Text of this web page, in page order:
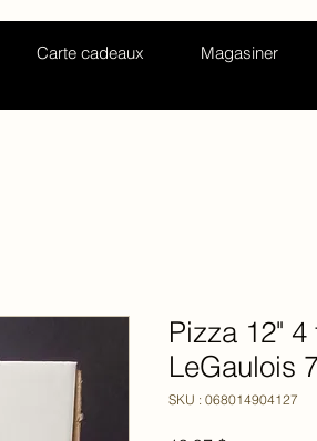
Carte cadeaux Magasiner
Pizza 12"
LeGaulois
SKU : 068014904127